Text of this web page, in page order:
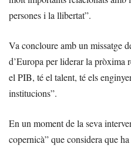
persones i la llibertat”.
Va concloure amb un missatge
d’Europa per liderar la pròxima
el PIB, té el talent, té els
institucions”.
En un moment de la seva
copernicà” que considera que